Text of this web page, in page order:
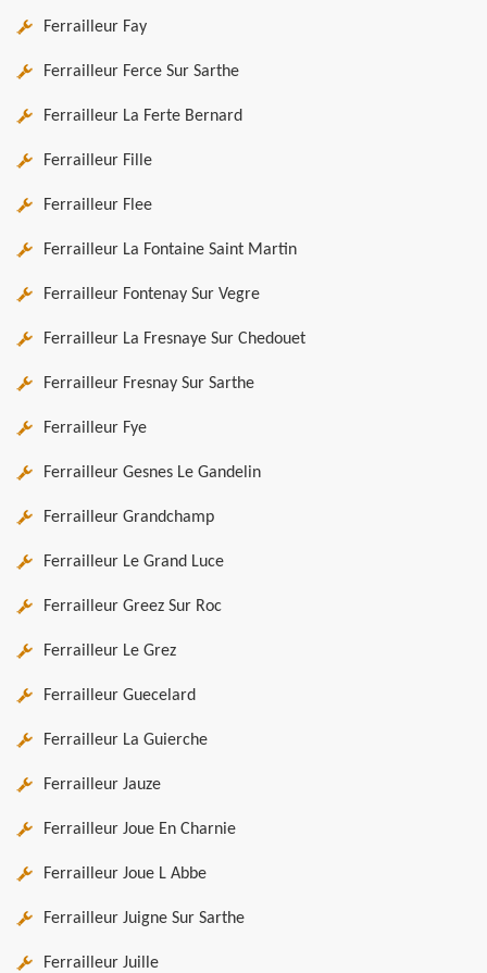
Ferrailleur Fay
Ferrailleur Ferce Sur Sarthe
Ferrailleur La Ferte Bernard
Ferrailleur Fille
Ferrailleur Flee
Ferrailleur La Fontaine Saint Martin
Ferrailleur Fontenay Sur Vegre
Ferrailleur La Fresnaye Sur Chedouet
Ferrailleur Fresnay Sur Sarthe
Ferrailleur Fye
Ferrailleur Gesnes Le Gandelin
Ferrailleur Grandchamp
Ferrailleur Le Grand Luce
Ferrailleur Greez Sur Roc
Ferrailleur Le Grez
Ferrailleur Guecelard
Ferrailleur La Guierche
Ferrailleur Jauze
Ferrailleur Joue En Charnie
Ferrailleur Joue L Abbe
Ferrailleur Juigne Sur Sarthe
Ferrailleur Juille